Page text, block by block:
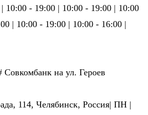
10:00 - 19:00 | 10:00 - 19:00 | 10:00
| 10:00 - 19:00 | 10:00 - 16:00 |
на ул. Героев
114, Челябинск, Россия| ПН |